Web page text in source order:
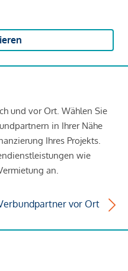
und vor Ort. Wählen Sie
in Ihrer Nähe
Ihres Projekts.
wie
an.
vor Ort